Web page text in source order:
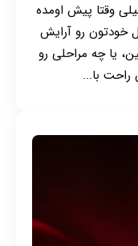
وقتا پیش اومده
خودتون رو آرایش
یا چه مراحلی رو
راحت با...